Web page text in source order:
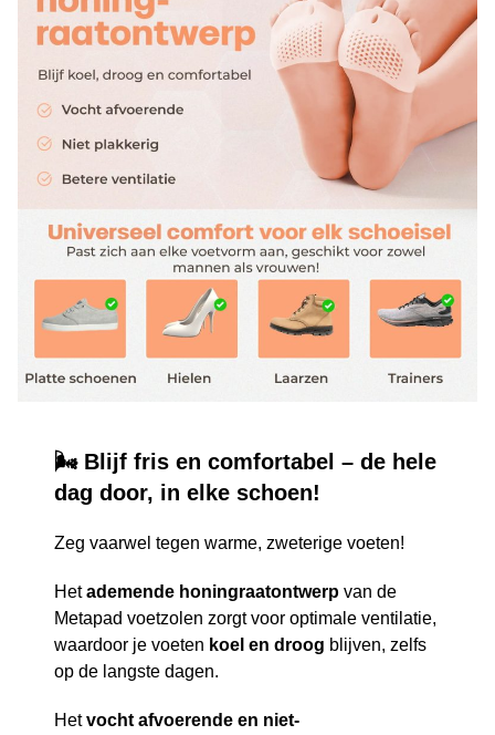
🌬️ Blijf fris en comfortabel – de hele
dag door, in elke schoen!
Zeg vaarwel tegen warme, zweterige voeten!
Hetademende honingraatontwerp van de
Metapad voetzolen zorgt voor optimale ventilatie,
waardoor je voeten koel en droog blijven, zelfs
op de langste dagen.
Hetvocht afvoerende en niet-